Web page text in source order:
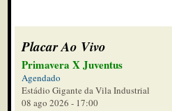
Placar Ao Vivo
Primavera X Juventus
Agendado
Estádio Gigante da Vila Industrial
08 ago 2026 - 17:00